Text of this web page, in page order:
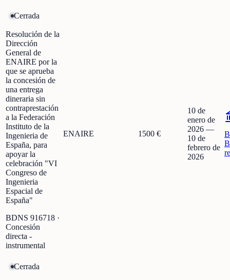
Cerrada
Resolución de la
Dirección
General de
ENAIRE por la
que se aprueba
la concesión de
una entrega
dineraria sin
contraprestación
a la Federación
Instituto de la
Ingenieria de
España, para
apoyar la
celebración "VI
Congreso de
Ingenieria
Espacial de
España"
BDNS 916718 ·
Concesión
directa -
instrumental
ENAIRE 1500 €
10 de
enero de
2026 —
10 de
febrero de
2026
Cerrada